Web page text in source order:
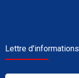
Lettre d'informations